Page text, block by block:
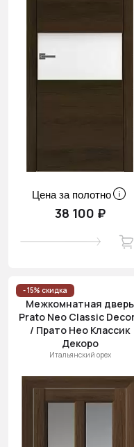
Цена за полотно
38 100 ₽
- 15% скидка
Межкомнатная дверь
Prato Neo Classic
/ Прато Нео Классик
Декоро
Итальянский орех